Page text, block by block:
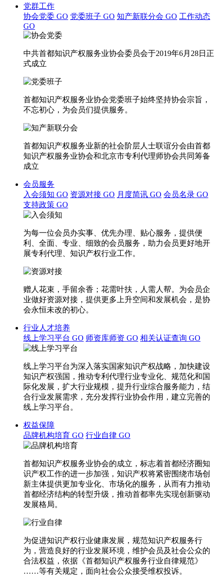
党群工作
协会党委 GO 党委班子 GO 知产新联分会 GO 工作动态
GO
中共首都知识产权服务业协会委员会于2019年6月28日正
式成立
首都知识产权服务业协会党委班子始终坚持协会宗旨，
不忘初心，为会员们提供服务。
首都知识产权服务业新的社会阶层人士联谊分会由首都
知识产权服务业协会和北京市专利代理师协会共同筹备
成立
会员服务
入会须知 GO 资源对接 GO 月度简讯 GO 会员名录 GO
支持政策 GO
为每一位会员办实事、优先办理、贴心服务，提供便
利、全面、专业、细致的会员服务，助力会员更好地开
展专利代理、知识产权行业工作。
赠人花束，手留余香；花需叶扶，人需人帮。为会员企
业做好资源对接，提供更多上升空间和发展机会，是协
会永恒未改的初心。
行业人才培养
线上学习平台 GO 师资库师资 GO 相关认证查询 GO
线上学习平台为深入落实国家知识产权战略，加快建设
知识产权强国，推动专利代理行业专业化、规范化和国
际化发展，扩大行业规模，提升行业综合服务能力，结
合行业发展需求，充分发挥行业协会作用，建立完善的
线上学习平台。
权益保障
品牌机构培育 GO 行业自律 GO
首都知识产权服务业协会的成立，标志着首都经济圈知
识产权工作的进一步加强，知识产权将紧密围绕市场创
新主体提供更加专业化、市场化的服务，从而有力推动
首都经济结构的转型升级，推动首都率先实现创新驱动
发展格局。
为促进知识产权行业健康发展，规范知识产权服务行
为，营造良好的行业发展环境，维护会员及社会公众的
合法权益，依据《首都知识产权服务行业自律规范》
……等有关规定，面向社会公众接受维权投诉。